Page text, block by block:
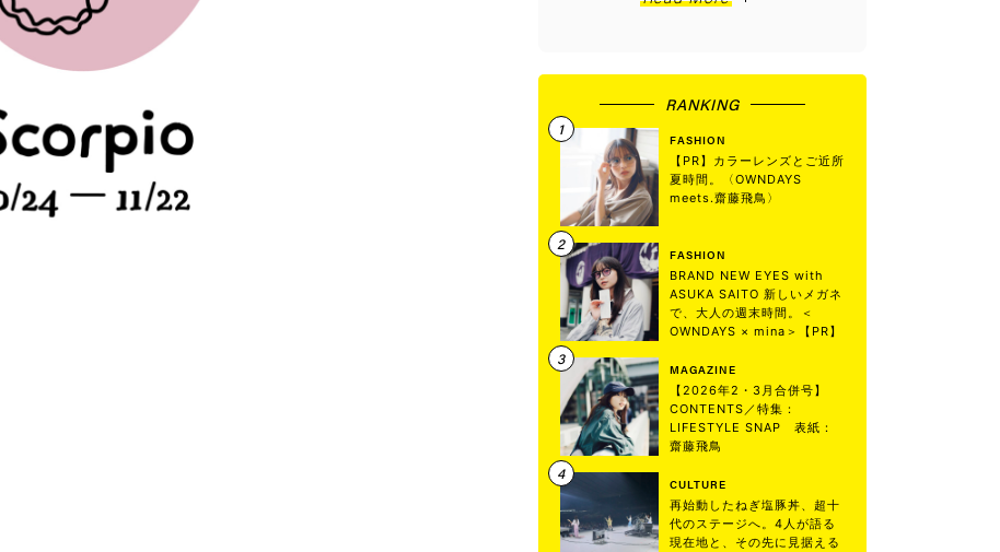
RANKING
FASHION
【PR】カラーレンズとご近所
夏時間。〈OWNDAYS
meets.齋藤飛鳥〉
FASHION
BRAND NEW EYES with
ASUKA SAITO 新しいメガネ
で、大人の週末時間。＜
OWNDAYS × mina＞【PR】
MAGAZINE
【2026年2・3月合併号】
CONTENTS／特集：
LIFESTYLE SNAP 表紙：
齋藤飛鳥
CULTURE
再始動したねぎ塩豚丼、超十
代のステージへ。4人が語る
現在地と、その先に見据える